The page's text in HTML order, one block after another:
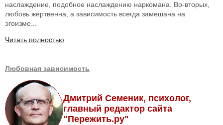
наслаждение, подобное наслаждению наркомана. Во-вторых,
любовь жертвенна, а зависимость всегда замешана на
эгоизме...
Читать полностью
Любовная зависимость
Дмитрий Семеник, психолог,
главный редактор сайта
"Пережить.ру"